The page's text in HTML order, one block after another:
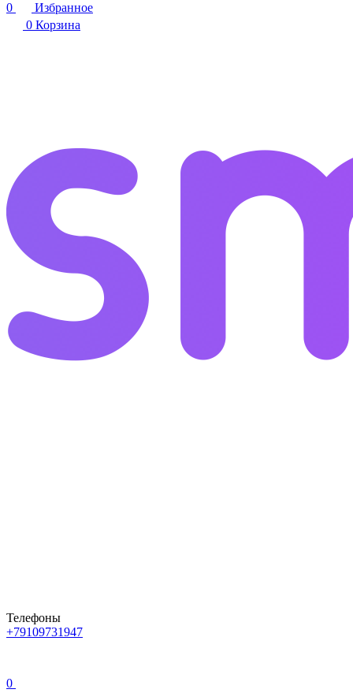
0
Избранное
0 Корзина
Телефоны
+79109731947
0